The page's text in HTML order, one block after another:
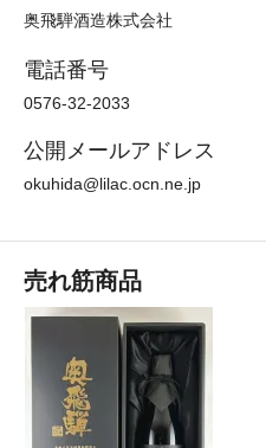
奥飛騨酒造株式会社
電話番号
0576-32-2033
公開メールアドレス
okuhida@lilac.ocn.ne.jp
売れ筋商品